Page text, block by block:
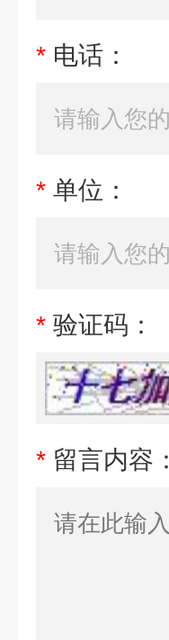
* 电话：
* 单位：
* 验证码：
* 留言内容：